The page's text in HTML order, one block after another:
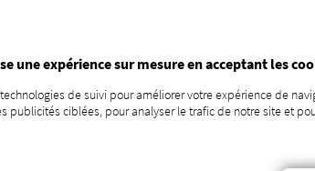
de vie de jeune fille ou de garçon.
: écouter, rassurer, dédramatiser, aider les
parts. Un témoin proche peut les aider à
une expérience sur mesure en acceptant les
de suivi pour améliorer votre expérience de
publicités ciblées, pour analyser le trafic de notre site et